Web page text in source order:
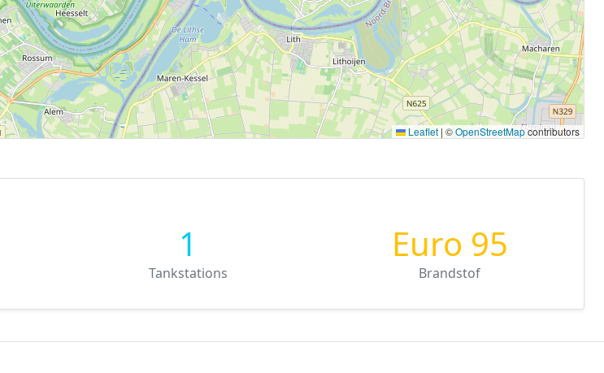
Leaflet | ©OpenStreetMapcontributors
1
Tankstations
Euro 95
Brandstof